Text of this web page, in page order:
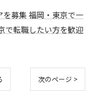
を募集 福岡・東京で一
で転職したい方を歓迎
次のページ >